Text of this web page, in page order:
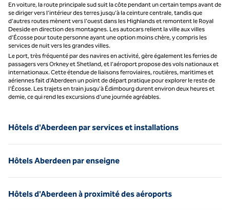
En voiture, la route principale sud suit la côte pendant un certain temps avant de
se diriger vers l'intérieur des terres jusqu'à la ceinture centrale, tandis que
d'autres routes mènent vers l'ouest dans les Highlands et remontent le Royal
Deeside en direction des montagnes. Les autocars relient la ville aux villes
d’Écosse pour toute personne ayant une option moins chère, y compris les
services de nuit vers les grandes villes.
Le port, très fréquenté par des navires en activité, gère également les ferries de
passagers vers Orkney et Shetland, et l'aéroport propose des vols nationaux et
internationaux. Cette étendue de liaisons ferroviaires, routières, maritimes et
aériennes fait d'Aberdeen un point de départ pratique pour explorer le reste de
l'Écosse. Les trajets en train jusqu'à Édimbourg durent environ deux heures et
demie, ce qui rend les excursions d'une journée agréables.
Hôtels d'Aberdeen par services et installations
Hôtels Aberdeen par enseigne
Hôtels d'Aberdeen à proximité des aéroports